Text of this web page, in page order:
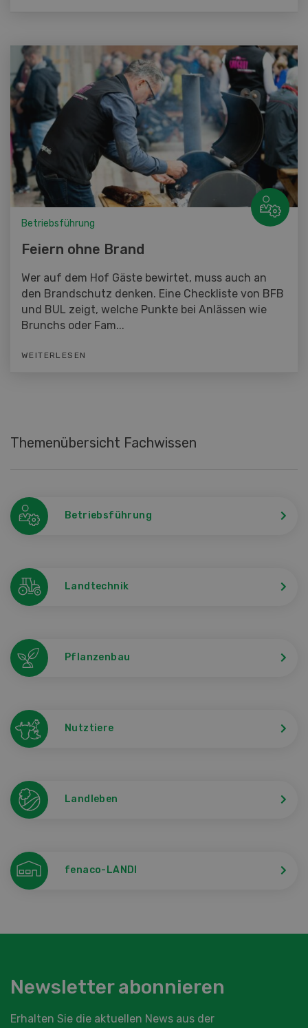
Betriebsführung
Feiern ohne Brand
Wer auf dem Hof Gäste bewirtet, muss auch an
den Brandschutz denken. Eine Checkliste von BFB
und BUL zeigt, welche Punkte bei Anlässen wie
Brunchs oder Fam...
WEITERLESEN
Themenübersicht Fachwissen
Betriebsführung
Landtechnik
Pflanzenbau
Nutztiere
Landleben
fenaco-LANDI
Newsletter abonnieren
Erhalten Sie die aktuellen News aus der